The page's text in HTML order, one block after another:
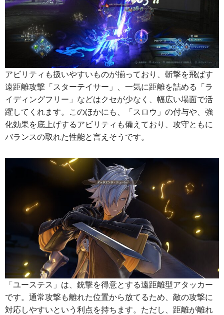
アビリティも扱いやすいものが揃っており、斬撃を飛ばす
遠距離攻撃「スターテイサー」、一気に距離を詰める「ラ
イディングフリー」などはクセが少なく、幅広い場面で活
躍してくれます。このほかにも、「スロウ」の付与や、強
化効果を底上げするアビリティも備えており、攻守ともに
バランスの取れた性能と言えそうです。
「ユーステス」は、銃撃を得意とする遠距離型アタッカー
です。通常攻撃も離れた位置から放てるため、敵の攻撃に
対応しやすいという利点を持ちます。ただし、距離が離れ